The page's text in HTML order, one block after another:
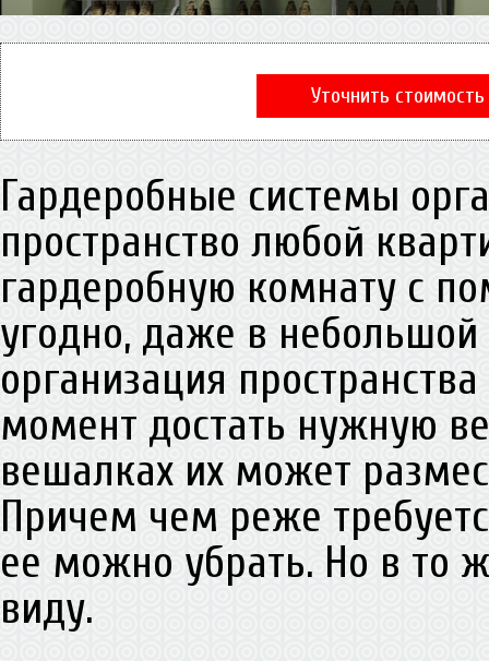
Уточнить стоимость
Гардеробные системы
пространство любой
гардеробную комнату с
угодно, даже в
организация
момент достать нужную
вешалках их может
Причем чем реже
ее можно убрать. Но в то
виду.